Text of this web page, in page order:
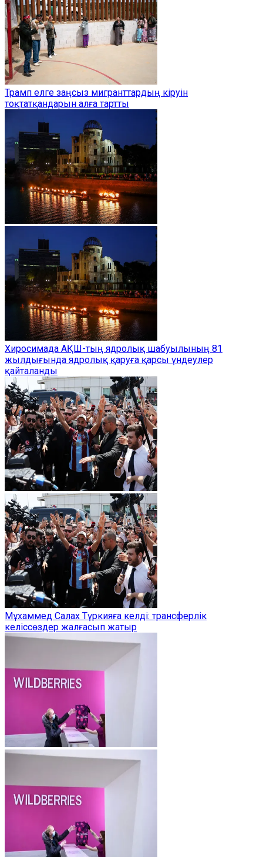
Трамп елге заңсыз мигранттардың кіруін
тоқтатқандарын алға тартты
Хиросимада АҚШ-тың ядролық шабуылының 81
жылдығында ядролық қаруға қарсы үндеулер
қайталанды
Мұхаммед Салах Түркияға келді: трансферлік
келіссөздер жалғасып жатыр